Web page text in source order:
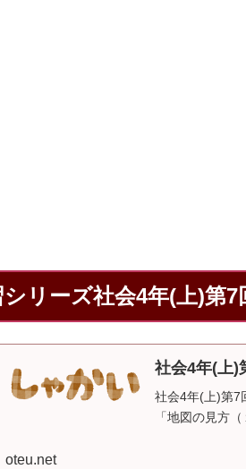
リーズ社会4年(上)第
社会4年(上)
社会4年(上)第7
「地図の見方
oteu.net